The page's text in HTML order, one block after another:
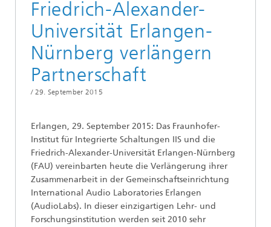
Friedrich-Alexander-
Universität Erlangen-
Nürnberg verlängern
Partnerschaft
/ 29. September 2015
Erlangen, 29. September 2015: Das Fraunhofer-
Institut für Integrierte Schaltungen IIS und die
Friedrich-Alexander-Universität Erlangen-Nürnberg
(FAU) vereinbarten heute die Verlängerung ihrer
Zusammenarbeit in der Gemeinschaftseinrichtung
International Audio Laboratories Erlangen
(AudioLabs). In dieser einzigartigen Lehr- und
Forschungsinstitution werden seit 2010 sehr